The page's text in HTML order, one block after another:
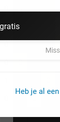
1
0
Heb je al